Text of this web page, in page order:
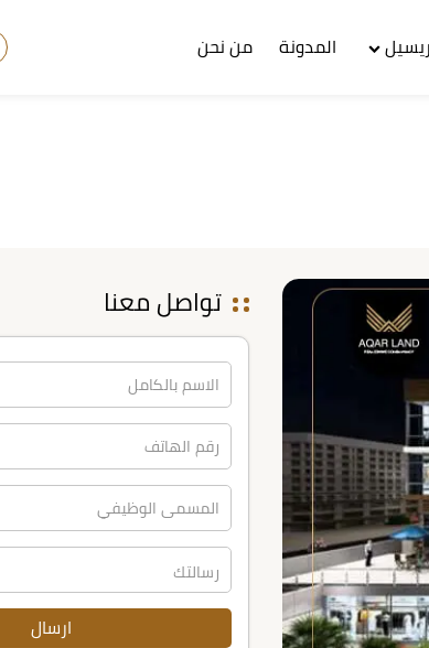
المدونة من نحن
تواصل معنا